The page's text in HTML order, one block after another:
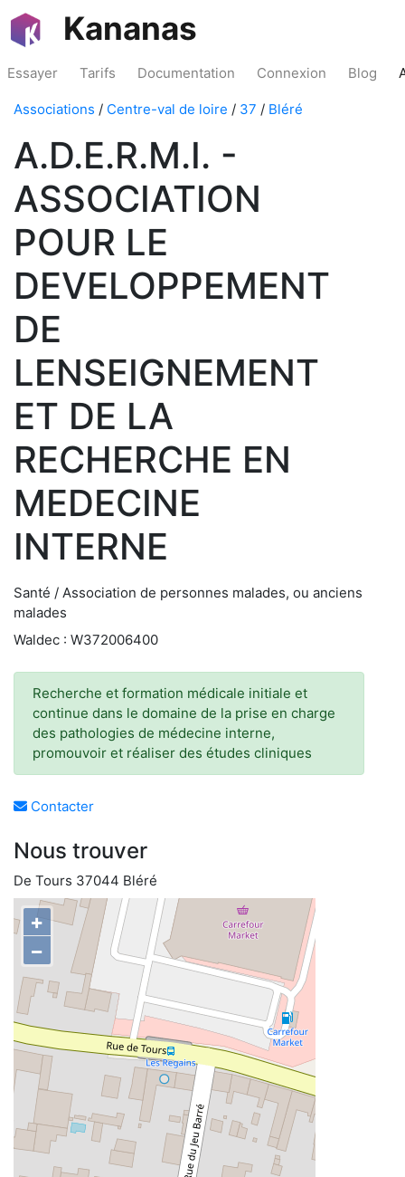
Kananas
Essayer Tarifs Documentation Connexion Blog
Associations / Centre-val de loire / 37 / Bléré
A.D.E.R.M.I. -
ASSOCIATION
POUR LE
DEVELOPPEMENT
DE
LENSEIGNEMENT
ET DE LA
RECHERCHE EN
MEDECINE
INTERNE
Santé / Association de personnes malades, ou anciens
malades
Waldec : W372006400
Recherche et formation médicale initiale et
continue dans le domaine de la prise en charge
des pathologies de médecine interne,
promouvoir et réaliser des études cliniques
Contacter
Nous trouver
De Tours 37044 Bléré
+
−